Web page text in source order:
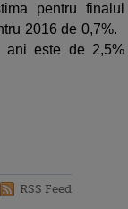
pentru finalul
2016 de 0,7%.
ani este de 2,5%
RSS Feed